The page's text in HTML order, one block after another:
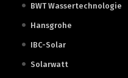
BWT Wassertechnologie
Hansgrohe
IBC-Solar
Solarwatt